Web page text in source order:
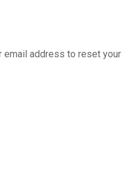
email address to reset your